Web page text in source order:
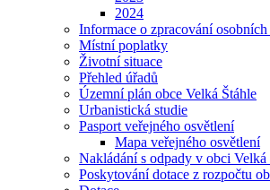
2024
Informace o zpracování osobních
Místní poplatky
Životní situace
Přehled úřadů
Územní plán obce Velká Štáhle
Urbanistická studie
Pasport veřejného osvětlení
Mapa veřejného osvětlení
Nakládání s odpady v obci Velká
Poskytování dotace z rozpočtu